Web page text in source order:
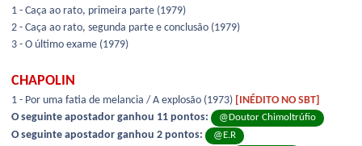
1 - Caça ao rato, primeira parte (1979)
2 - Caça ao rato, segunda parte e conclusão (1979)
3 - O último exame (1979)
CHAPOLIN
1 - Por uma fatia de melancia / A explosão (1973) [INÉDITO NO SBT]
O seguinte apostador ganhou 11 pontos:
@Doutor Chimoltrúfio
O seguinte apostador ganhou 2 pontos: @E.R